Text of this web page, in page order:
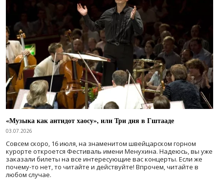
«Музыка как антидот хаосу», или Три дня в Гштааде
03.07.2026
Совсем скоро, 16 июля, на знаменитом швейцарском горном
курорте откроется Фестиваль имени Менухина. Надеюсь, вы уже
заказали билеты на все интересующие вас концерты. Если же
почему-то нет, то читайте и действуйте! Впрочем, читайте в
любом случае.